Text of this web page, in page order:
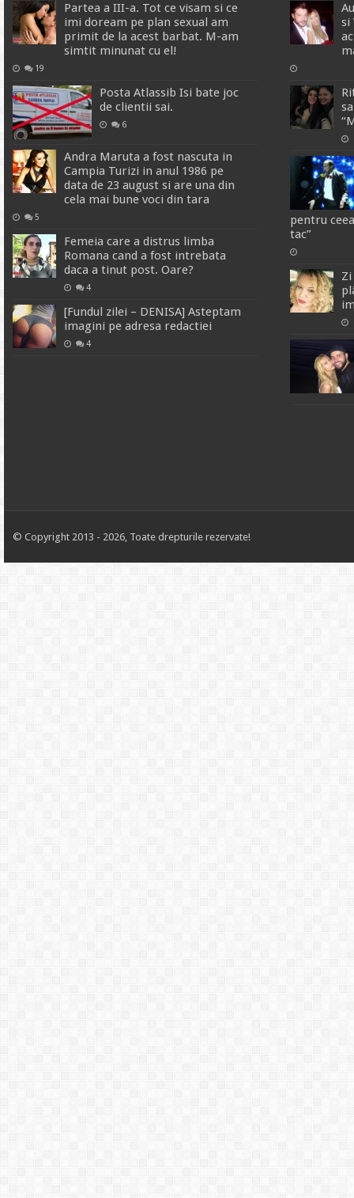
Partea a III-a. Tot ce visam si ce
imi doream pe plan sexual am
primit de la acest barbat. M-am
simtit minunat cu el!
19
Posta Atlassib Isi bate joc
de clientii sai.
6
Andra Maruta a fost nascuta in
Campia Turizi in anul 1986 pe
data de 23 august si are una din
cela mai bune voci din tara
5
Femeia care a distrus limba
Romana cand a fost intrebata
daca a tinut post. Oare?
4
[Fundul zilei – DENISA] Asteptam
imagini pe adresa redactiei
4
si
pentru
tac”
© Copyright 2013 - 2026, Toate drepturile rezervate!